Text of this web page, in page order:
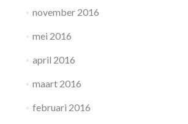
november 2016
mei 2016
april 2016
maart 2016
februari 2016